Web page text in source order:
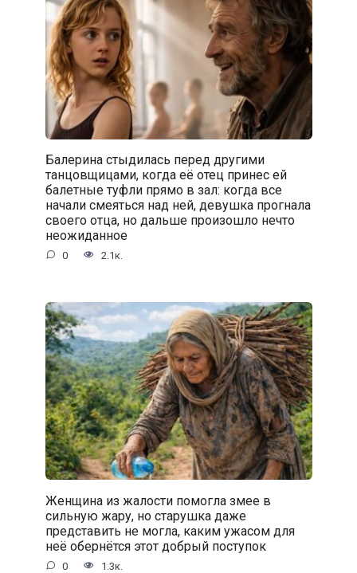
Балерина стыдилась перед другими
танцовщицами, когда её отец принес ей
балетные туфли прямо в зал: когда все
начали смеяться над ней, девушка прогнала
своего отца, но дальше произошло нечто
неожиданное
0 2.1к.
Женщина из жалости помогла змее в
сильную жару, но старушка даже
представить не могла, каким ужасом для
неё обернётся этот добрый поступок
0 1.3к.